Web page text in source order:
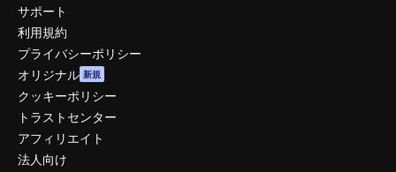
サポート
利用規約
プライバシーポリシー
オリジナル 新規
クッキーポリシー
トラストセンター
アフィリエイト
法人向け